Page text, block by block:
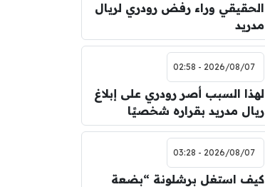
الحقيقي وراء رفض رودري لريال
مدريد
2026/08/07 - 02:58
لهذا السبب أصر رودري على إبلاغ
ريال مدريد بقراره شخصيًا
2026/08/07 - 03:28
كيف استغل برشلونة “بضعة